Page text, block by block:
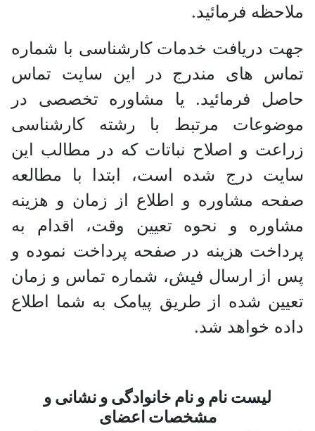
فرمائید.
دریافت خدمات کارشناسی با شماره
های مندرج در این سایت تماس
فرمائید. یا مشاوره تخصصی در
مرتبط با رشته کارشناسی
و اصلاح نباتات که در مطالب این
درج شده است، ابتدا با مطالعه
مشاوره و اطلاع از زمان و هزینه
و نحوه تعیین وقت، اقدام به
هزینه در صفحه پرداخت نموده و
از ارسال فیش، شماره تماس و زمان
شده از طریق پیامک به شما اطلاع
خواهد شد.
لیست نام و نام خانوادگی و نشانی و
مشخصات اعضای